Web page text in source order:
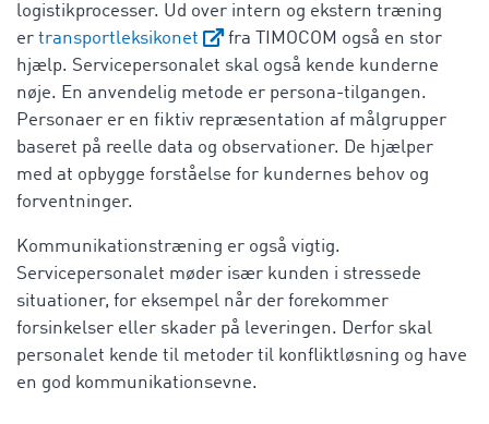
logistikprocesser. Ud over intern og ekstern træning
er transportleksikonet
fra TIMOCOM også en stor
hjælp. Servicepersonalet skal også kende kunderne
nøje. En anvendelig metode er persona-tilgangen.
Personaer er en fiktiv repræsentation af målgrupper
baseret på reelle data og observationer. De hjælper
med at opbygge forståelse for kundernes behov og
forventninger.
Kommunikationstræning er også vigtig.
Servicepersonalet møder især kunden i stressede
situationer, for eksempel når der forekommer
forsinkelser eller skader på leveringen. Derfor skal
personalet kende til metoder til konfliktløsning og have
en god kommunikationsevne.